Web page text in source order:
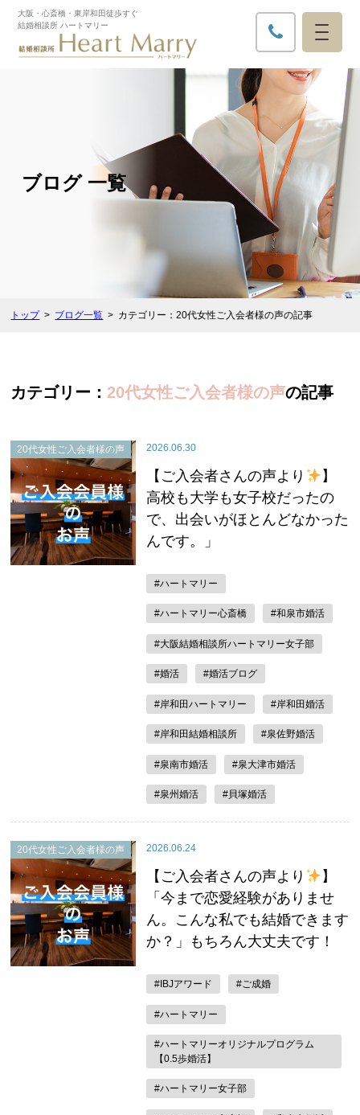
大阪・心斎橋・東岸和田徒歩すぐ​
結婚相談所 ハートマリー
ブログ 一覧
トップ ブログ一覧 カテゴリー：20代女性ご入会者様の声の記事
カテゴリー：20代女性ご入会者様の声の記事
2026.06.30
20代女性ご入会者様の声
【ご入会者さんの声より
】
高校も大学も女子校だったの
で、出会いがほとんどなかった
んです。」
#ハートマリー
#ハートマリー心斎橋 #和泉市婚活
#大阪結婚相談所ハートマリー女子部
#婚活 #婚活ブログ
#岸和田ハートマリー #岸和田婚活
#岸和田結婚相談所 #泉佐野婚活
#泉南市婚活 #泉大津市婚活
#泉州婚活 #貝塚婚活
2026.06.24
20代女性ご入会者様の声
【ご入会者さんの声より
】
「今まで恋愛経験がありませ
ん。こんな私でも結婚できます
か？」もちろん大丈夫です！
#IBJアワード #ご成婚
#ハートマリー
#ハートマリーオリジナルプログラム
【0.5歩婚活】
#ハートマリー女子部